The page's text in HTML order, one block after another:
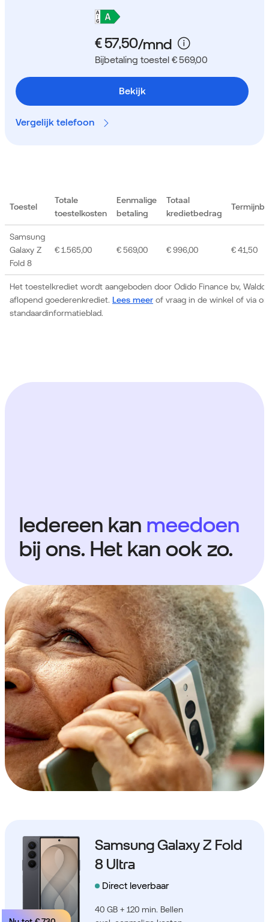
Bijbetaling toestel € 569,00
Bekijk
Vergelijk telefoon
Toestel
Totale
toestelkosten
Eenmalige
betaling
Totaal
kredietbedrag
Het toestelkrediet wordt aangeboden door Odido Finance bv,
aflopend goederenkrediet. Lees meer of vraag in de winkel of via
standaardinformatieblad.
Samsung
Galaxy Z
Fold 8
€ 1.565,00 € 569,00 € 996,00 € 41,50
Iedereen kan meedoen
bij ons. Het kan ook zo.
Samsung Galaxy Z Fold
8 Ultra
Direct leverbaar
40 GB + 120 min. Bellen